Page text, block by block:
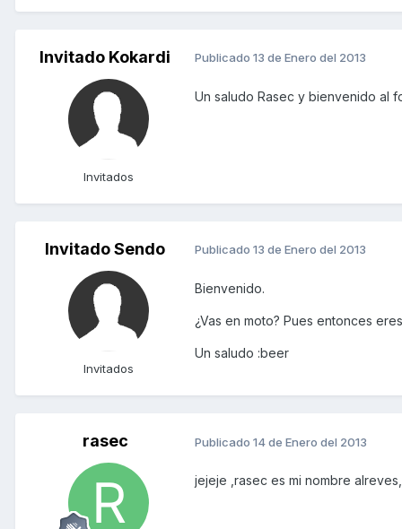
Invitado Kokardi
Invitados
Publicado 13 de Enero del 2013
Un saludo Rasec y bienvenido al
Invitado Sendo
Invitados
Publicado 13 de Enero del 2013
Bienvenido.
¿Vas en moto? Pues entonces
Un saludo :beer
rasec Publicado 14 de Enero del 2013
jejeje ,rasec es mi nombre